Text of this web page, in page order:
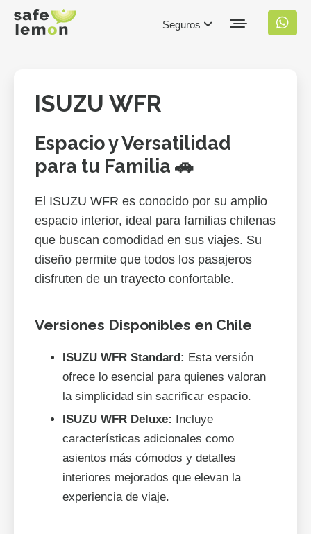
Seguros
ISUZU WFR
Espacio y Versatilidad
para tu Familia 🚗
El ISUZU WFR es conocido por su amplio
espacio interior, ideal para familias chilenas
que buscan comodidad en sus viajes. Su
diseño permite que todos los pasajeros
disfruten de un trayecto confortable.
Versiones Disponibles en Chile
ISUZU WFR Standard: Esta versión
ofrece lo esencial para quienes valoran
la simplicidad sin sacrificar espacio.
ISUZU WFR Deluxe: Incluye
características adicionales como
asientos más cómodos y detalles
interiores mejorados que elevan la
experiencia de viaje.